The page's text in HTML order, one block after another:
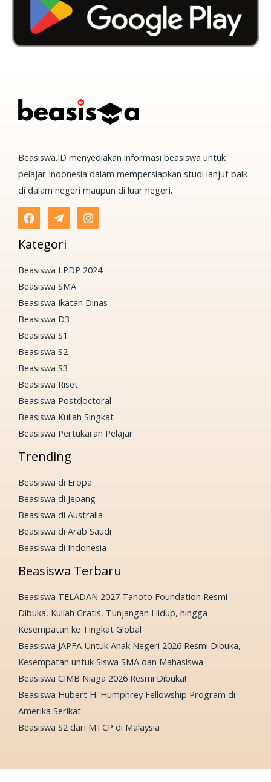
Beasiswa.ID menyediakan informasi beasiswa untuk
pelajar Indonesia dalam mempersiapkan studi lanjut baik
di dalam negeri maupun di luar negeri.
Kategori
Beasiswa LPDP 2024
Beasiswa SMA
Beasiswa Ikatan Dinas
Beasiswa D3
Beasiswa S1
Beasiswa S2
Beasiswa S3
Beasiswa Riset
Beasiswa Postdoctoral
Beasiswa Kuliah Singkat
Beasiswa Pertukaran Pelajar
Trending
Beasiswa di Eropa
Beasiswa di Jepang
Beasiswa di Australia
Beasiswa di Arab Saudi
Beasiswa di Indonesia
Beasiswa Terbaru
Beasiswa TELADAN 2027 Tanoto Foundation Resmi
Dibuka, Kuliah Gratis, Tunjangan Hidup, hingga
Kesempatan ke Tingkat Global
Beasiswa JAPFA Untuk Anak Negeri 2026 Resmi Dibuka,
Kesempatan untuk Siswa SMA dan Mahasiswa
Beasiswa CIMB Niaga 2026 Resmi Dibuka!
Beasiswa Hubert H. Humphrey Fellowship Program di
Amerika Serikat
Beasiswa S2 dari MTCP di Malaysia